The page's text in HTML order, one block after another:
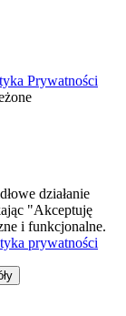
Prywatności
działanie
"Akceptuję
i funkcjonalne.
prywatności